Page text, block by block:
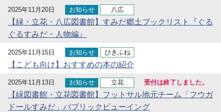
2025年11月20日 お知らせ 八広
【緑・立花・八広図書館】すみだ郷土ブックリスト『ぐる
ぐるすみだ・人物編』
2025年11月15日 お知らせ ひきふね
【こども向け】おすすめの本の紹介
2025年11月13日 お知らせ 立花 受付は終了しました。
【緑図書館・立花図書館】フットサル地元チーム「フウガ
ドールすみだ」パブリックビューイング